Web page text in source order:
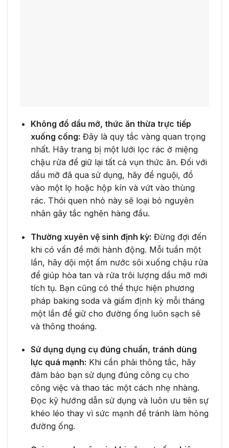
Không đổ dầu mỡ, thức ăn thừa trực tiếp
xuống cống: Đây là quy tắc vàng quan trọng
nhất. Hãy trang bị một lưới lọc rác ở miệng
chậu rửa để giữ lại tất cả vụn thức ăn. Đối với
dầu mỡ đã qua sử dụng, hãy để nguội, đổ
vào một lọ hoặc hộp kín và vứt vào thùng
rác. Thói quen nhỏ này sẽ loại bỏ nguyên
nhân gây tắc nghẽn hàng đầu.
Thường xuyên vệ sinh định kỳ: Đừng đợi đến
khi có vấn đề mới hành động. Mỗi tuần một
lần, hãy dội một ấm nước sôi xuống chậu rửa
để giúp hòa tan và rửa trôi lượng dầu mỡ mới
tích tụ. Bạn cũng có thể thực hiện phương
pháp baking soda và giấm định kỳ mỗi tháng
một lần để giữ cho đường ống luôn sạch sẽ
và thông thoáng.
Sử dụng dụng cụ đúng chuẩn, tránh dùng
lực quá mạnh: Khi cần phải thông tắc, hãy
đảm bảo bạn sử dụng đúng công cụ cho
công việc và thao tác một cách nhẹ nhàng.
Đọc kỹ hướng dẫn sử dụng và luôn ưu tiên sự
khéo léo thay vì sức mạnh để tránh làm hỏng
đường ống.